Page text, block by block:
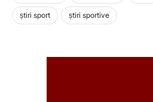
știri sport știri sportive